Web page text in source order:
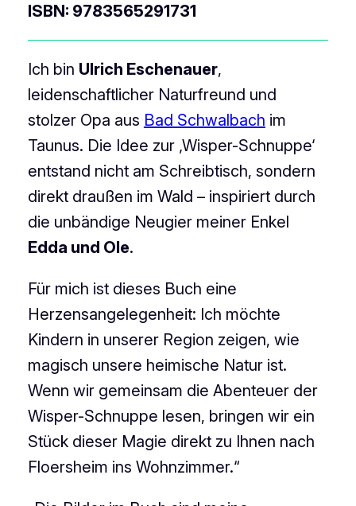
ISBN: 9783565291731
Ich bin Ulrich Eschenauer,
leidenschaftlicher Naturfreund und
stolzer Opa aus Bad Schwalbach im
Taunus. Die Idee zur ‚Wisper-Schnuppe‘
entstand nicht am Schreibtisch, sondern
direkt draußen im Wald – inspiriert durch
die unbändige Neugier meiner Enkel
Edda und Ole.
Für mich ist dieses Buch eine
Herzensangelegenheit: Ich möchte
Kindern in unserer Region zeigen, wie
magisch unsere heimische Natur ist.
Wenn wir gemeinsam die Abenteuer der
Wisper-Schnuppe lesen, bringen wir ein
Stück dieser Magie direkt zu Ihnen nach
Floersheim ins Wohnzimmer.“